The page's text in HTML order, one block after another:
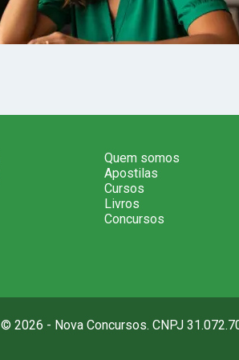
Quem somos
Apostilas
Cursos
Livros
Concursos
© 2026 - Nova Concursos. CNPJ